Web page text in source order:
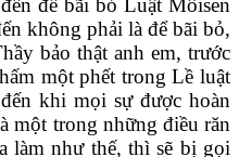
không phải là để bãi bỏ,
bảo thật anh em, trước
một phết trong Lề luật
khi mọi sự được hoàn
một trong những điều răn
làm như thế, thì sẽ bị gọi